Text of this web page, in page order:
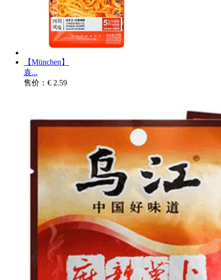
【München】
袁...
售价：€ 2.59